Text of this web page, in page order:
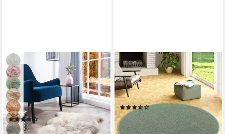
LUXOR LIVING
Fellteppich Schaffell Namika,
fellförmig, Höhe: 50 mm,
echtes Lammfell, weich &
flauschig, große Farbauswahl,
in 2 Größen(240)
75,49 € UVP129,00 €
SNAPSTYLE
Hochflor-Teppich Hochflor
Velours Teppich Cottage
Rund, Rund, Höhe: 22 mm
(7)
ab 34,90 € UVP 62,90 €
-45%